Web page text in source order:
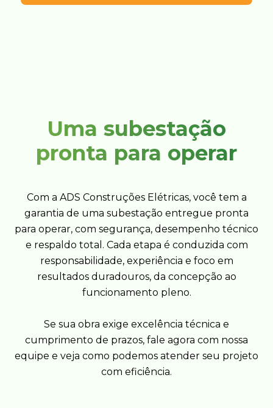
Uma subestação
pronta para operar
Com a ADS Construções Elétricas, você tem a
garantia de uma subestação entregue pronta
para operar, com segurança, desempenho técnico
e respaldo total. Cada etapa é conduzida com
responsabilidade, experiência e foco em
resultados duradouros, da concepção ao
funcionamento pleno.
Se sua obra exige excelência técnica e
cumprimento de prazos, fale agora com nossa
equipe e veja como podemos atender seu projeto
com eficiência.